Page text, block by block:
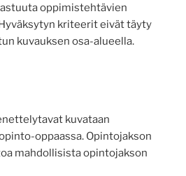
oppimistehtävien
kriteerit eivät täyty
kuvauksen osa-alueella.
kuvataan
oppaassa. Opintojakson
mahdollisista opintojakson